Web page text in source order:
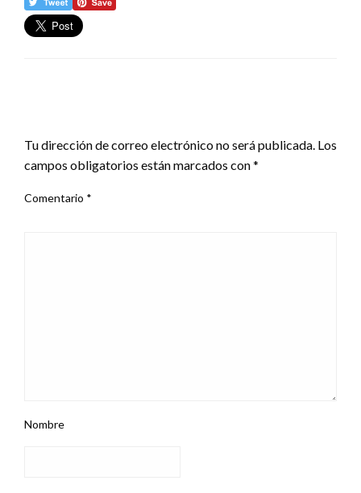
Tu dirección de correo electrónico no será publicada. Los
campos obligatorios están marcados con*
Comentario *
Nombre